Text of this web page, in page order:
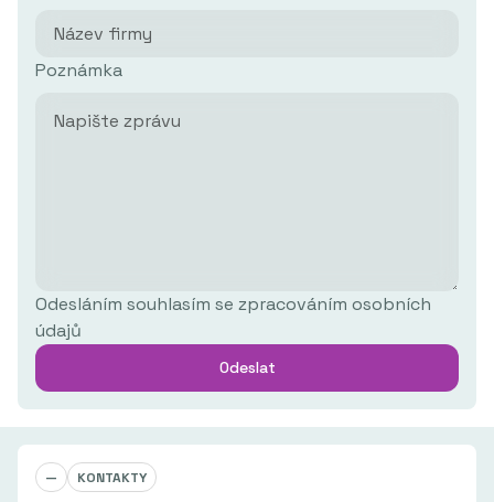
Poznámka
Odesláním souhlasím se zpracováním osobních
údajů
— KONTAKTY